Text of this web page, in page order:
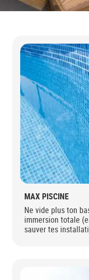
MAX PISCINE
Ne vide plus ton
immersion totale
sauver tes